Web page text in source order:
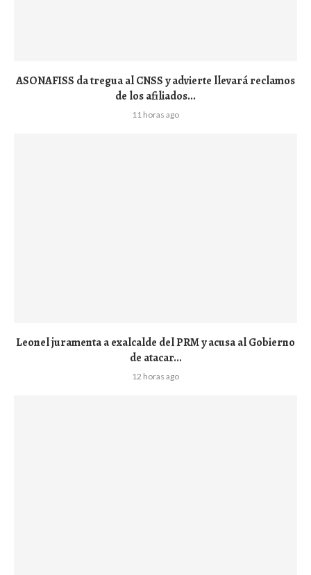
ASONAFISS da tregua al CNSS y advierte llevará reclamos
de los afiliados...
11 horas ago
Leonel juramenta a exalcalde del PRM y acusa al Gobierno
de atacar...
12 horas ago